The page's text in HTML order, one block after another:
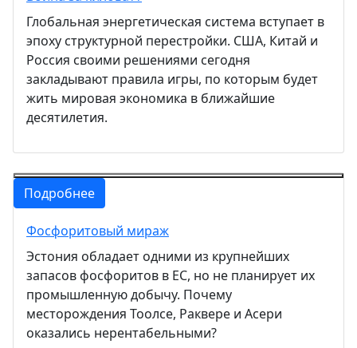
Глобальная энергетическая система вступает в
эпоху структурной перестройки. США, Китай и
Россия своими решениями сегодня
закладывают правила игры, по которым будет
жить мировая экономика в ближайшие
десятилетия.
Подробнее
Фосфоритовый мираж
Эстония обладает одними из крупнейших
запасов фосфоритов в ЕС, но не планирует их
промышленную добычу. Почему
месторождения Тоолсе, Раквере и Асери
оказались нерентабельными?